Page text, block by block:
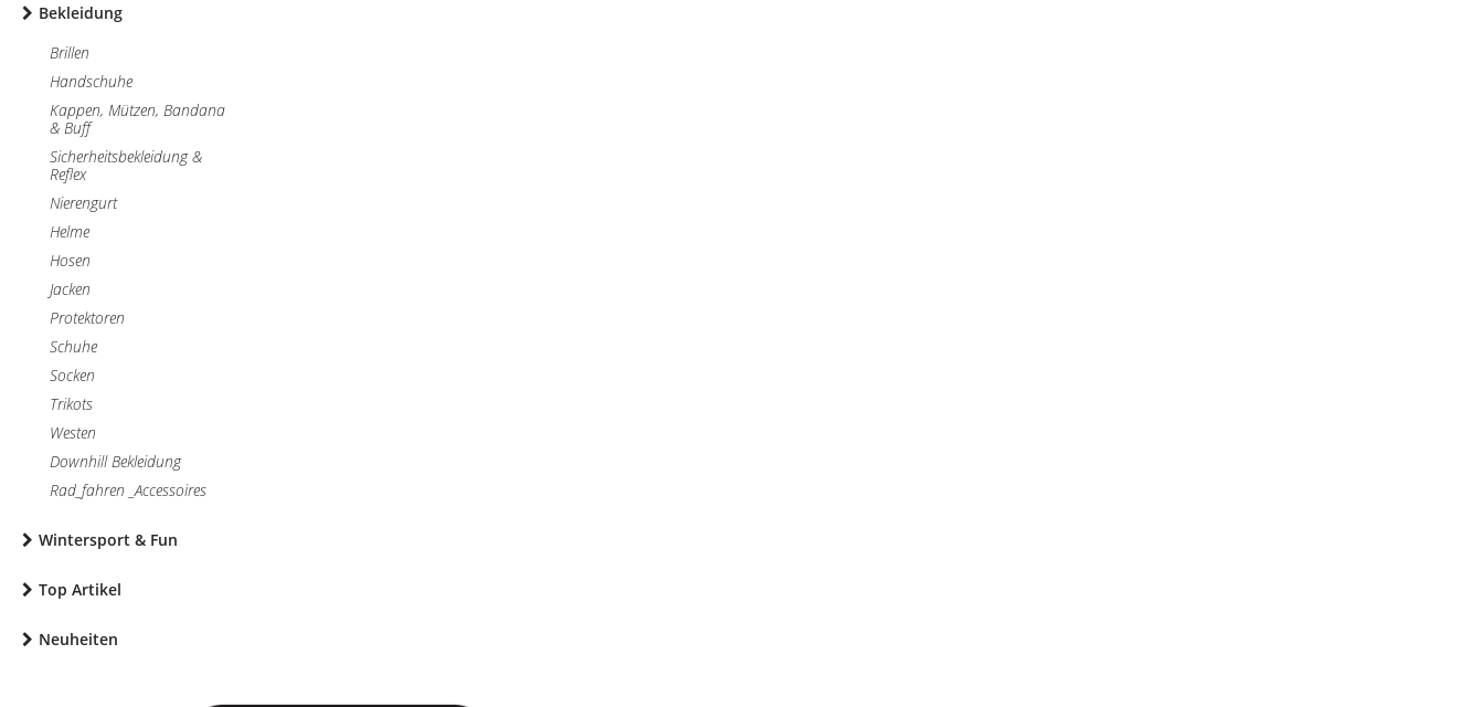
Bekleidung
Brillen
Handschuhe
Kappen, Mützen, Bandana
& Buff
Sicherheitsbekleidung &
Reflex
Nierengurt
Helme
Hosen
Jacken
Protektoren
Schuhe
Socken
Trikots
Westen
Downhill Bekleidung
Rad_fahren _Accessoires
Wintersport & Fun
Top Artikel
Neuheiten